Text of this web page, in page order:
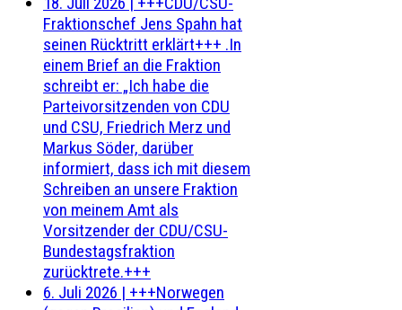
Fraktionschef Jens Spahn hat
seinen Rücktritt erklärt+++ .In
einem Brief an die Fraktion
schreibt er: „Ich habe die
Parteivorsitzenden von CDU
und CSU, Friedrich Merz und
Markus Söder, darüber
informiert, dass ich mit diesem
Schreiben an unsere Fraktion
von meinem Amt als
Vorsitzender der CDU/CSU-
Bundestagsfraktion
zurücktrete.+++
6. Juli 2026 | +++Norwegen